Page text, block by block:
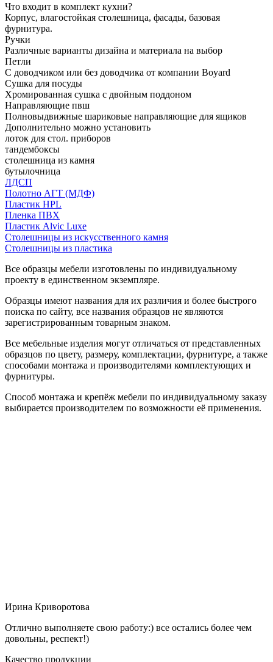
Что входит в комплект кухни?
Корпус, влагостойкая столешница, фасады, базовая
фурнитура.
Ручки
Различные варианты дизайна и материала на выбор
Петли
С доводчиком или без доводчика от компании Boyard
Сушка для посуды
Хромированная сушка с двойным поддоном
Направляющие пвш
Полновыдвижные шариковые направляющие для ящиков
Дополнительно можно установить
лоток для стол. приборов
тандембоксы
столешница из камня
бутылочница
ЛДСП
Полотно АГТ (МДФ)
Пластик HPL
Пленка ПВХ
Пластик Alvic Luxe
Столешницы из искусственного камня
Столешницы из пластика
Все образцы мебели изготовлены по индивидуальному
проекту в единственном экземпляре.
Образцы имеют названия для их различия и более быстрого
поиска по сайту, все названия образцов не являются
зарегистрированным товарным знаком.
Все мебельные изделия могут отличаться от представленных
образцов по цвету, размеру, комплектации, фурнитуре, а также
способами монтажа и производителями комплектующих и
фурнитуры.
Способ монтажа и крепёж мебели по индивидуальному заказу
выбирается производителем по возможности её применения.
Ирина Криворотова
Отлично выполняете свою работу:) все остались более чем
довольны, респект!)
Качество продукции